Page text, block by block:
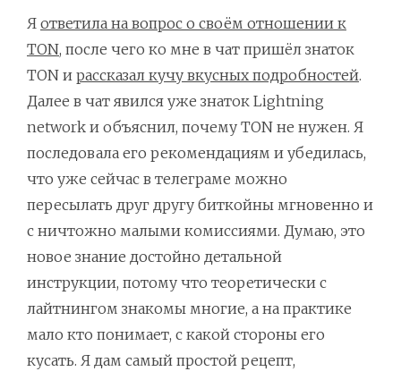
Я ответила на вопрос о своём отношении к
TON, после чего ко мне в чат пришёл знаток
TON и рассказал кучу вкусных подробностей.
Далее в чат явился уже знаток Lightning
network и объяснил, почему TON не нужен. Я
последовала его рекомендациям и убедилась,
что уже сейчас в телеграме можно
пересылать друг другу биткойны мгновенно и
с ничтожно малыми комиссиями. Думаю, это
новое знание достойно детальной
инструкции, потому что теоретически с
лайтнингом знакомы многие, а на практике
мало кто понимает, с какой стороны его
кусать. Я дам самый простой рецепт,